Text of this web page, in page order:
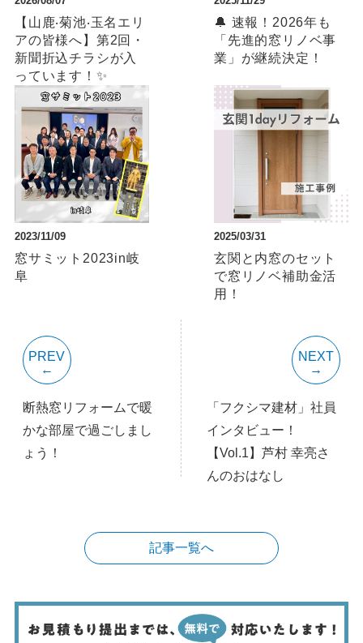
【⼭⿅‧菊池‧⽟名エリ
アの皆様へ】第2回・
新聞折込チラシが⼊
っています！✨
🔔 速報！2026年も
「先進的窓リノベ事
業」が継続決定！
2023/11/09
窓サミット2023in岐
阜
2025/03/31
玄関と内窓のセット
で窓リノベ補助金活
用！
PREV
断熱窓リフォームで暖
かな部屋で過ごしまし
ょう！
NEXT
「フクシマ建材」社員
インタビュー！
【Vol.1】芦村 幸亮さ
んのおはなし
記事一覧へ